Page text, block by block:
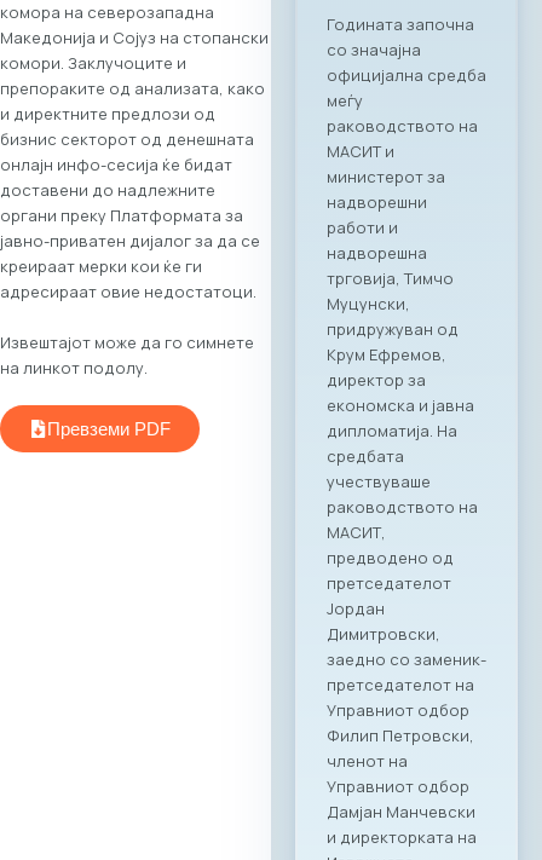
комора на северозападна
Македонија и Сојуз на стопански
комори. Заклучоците и
препораките од анализата, како
и директните предлози од
бизнис секторот од денешната
онлајн инфо-сесија ќе бидат
доставени до надлежните
органи преку Платформата за
јавно-приватен дијалог за да се
креираат мерки кои ќе ги
адресираат овие недостатоци.
Извештајот може да го симнете
на линкот подолу.
Превземи PDF
платформа помеѓу
македонскиот и
грчкиот ИКТ
сектор. На 4 јуни
2026 година во
Скопје,
Стопанската
комора за
информатички и
телекомуникациск
и технологии
МАСИТ, во
соработка со
грчката
асоцијација на ИКТ
компании SETPE, го
најавуваат
одржувањето на
првиот
македонско-грчки
„Digital Bridge &
Business ICT Forum“.
Овој форум
претставува прва
организирана
„business bridge“
платформа помеѓу
македонскиот и
грчкиот ИКТ
сектор, со цел
поттикнување на
регионалниот
раст, отворање